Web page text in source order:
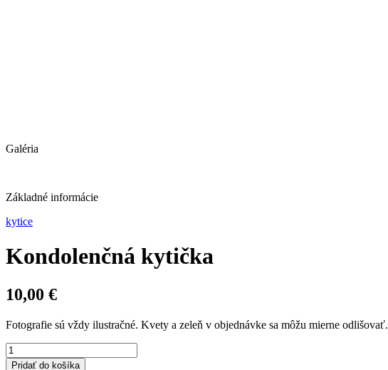
Galéria
Základné informácie
kytice
Kondolenčná kytička
10,00 €
Fotografie sú vždy ilustračné. Kvety a zeleň v objednávke sa môžu mierne odlišovať.
množstvo
Kondolenčná
Pridať do košíka